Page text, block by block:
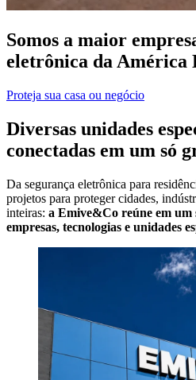
Somos a maior
eletrônica da América
Proteja sua casa ou negócio
Diversas unidades
conectadas em um só
Da segurança eletrônica para
projetos para proteger cidades,
inteiras: a Emive&Co reúne em um
empresas, tecnologias e unidades